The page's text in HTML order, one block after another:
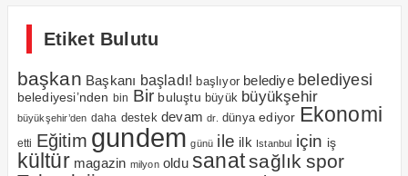
Etiket Bulutu
başkan Başkanı başladı! başlıyor belediye belediyesi
belediyesi’nden bin Bir buluştu büyük büyükşehir
büyükşehir’den daha destek devam dr. dünya ediyor Ekonomi
etti Eğitim gundem günü ile ilk Istanbul için iş
kültür magazin milyon oldu sanatsağlık spor